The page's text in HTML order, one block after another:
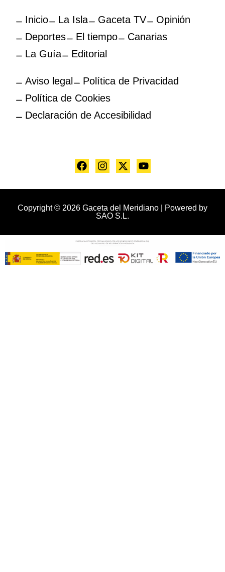
Inicio La Isla Gaceta TV
Opinión
Deportes
El tiempo
Canarias
La Guía
Editorial
Aviso legal
Política de Privacidad
Política de Cookies
Declaración de Accesibilidad
Copyright © 2026 Gaceta del Meridiano | Powered by
SAO S.L.